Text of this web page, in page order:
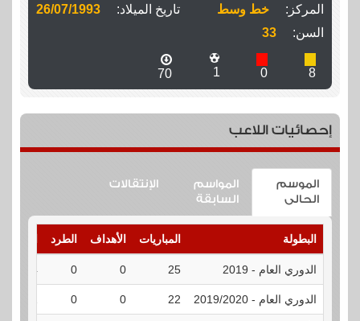
المركز:
خط وسط تاريخ الميلاد:
26/07/1993
السن:
33
8
0
1
70
إحصائيات اللاعب
الموسم
الحالى
المواسم
السابقة
الإنتقالات
البطولة المباريات الأهداف الطرد
الدوري العام - 2019 25
0
0
4
الدوري العام - 2019/2020 22
0
0